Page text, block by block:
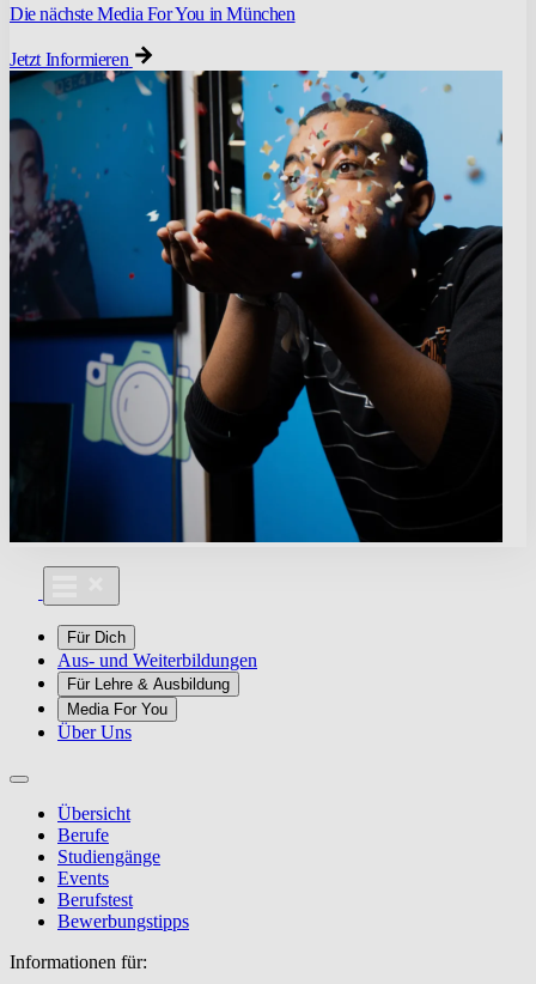
Die nächste Media For You in München
Jetzt Informieren
Für Dich
Aus- und Weiterbildungen
Für Lehre & Ausbildung
Media For You
Über Uns
Übersicht
Berufe
Studiengänge
Events
Berufstest
Bewerbungstipps
Informationen für: